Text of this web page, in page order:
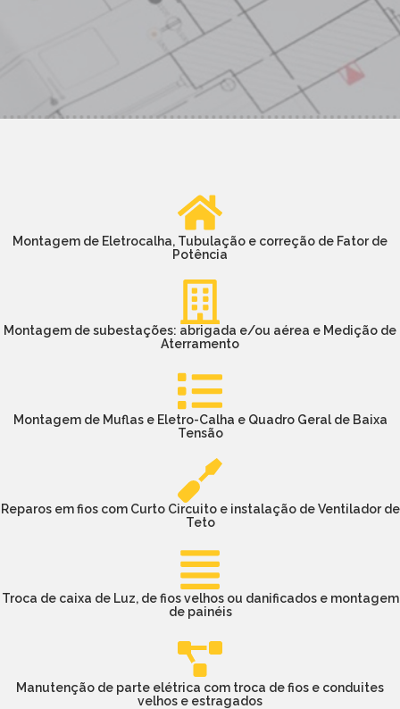
Montagem de Eletrocalha, Tubulação e correção de Fator de
Potência
Montagem de subestações: abrigada e/ou aérea e Medição de
Aterramento
Montagem de Muflas e Eletro-Calha e Quadro Geral de Baixa
Tensão
Reparos em fios com Curto Circuito e instalação de Ventilador de
Teto
Troca de caixa de Luz, de fios velhos ou danificados e montagem
de painéis
Manutenção de parte elétrica com troca de fios e conduites
velhos e estragados